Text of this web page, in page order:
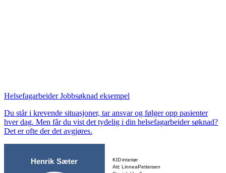
Helsefagarbeider Jobbsøknad eksempel
Du står i krevende situasjoner, tar ansvar og følger opp pasienter
hver dag. Men får du vist det tydelig i din helsefagarbeider søknad?
Det er ofte der det avgjøres.